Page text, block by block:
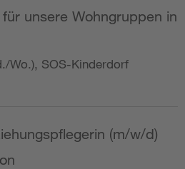
unsere Wohngruppen in
Wo.), SOS-Kinderdorf
(m/w/d)